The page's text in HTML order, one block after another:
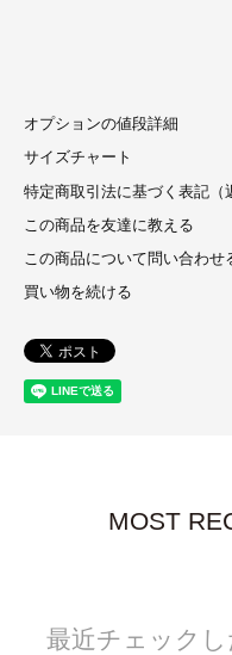
オプションの値段詳細
サイズチャート
特定商取引法に基づく表記（
この商品を友達に教える
この商品について問い合わせ
買い物を続ける
MOST
最近チェック